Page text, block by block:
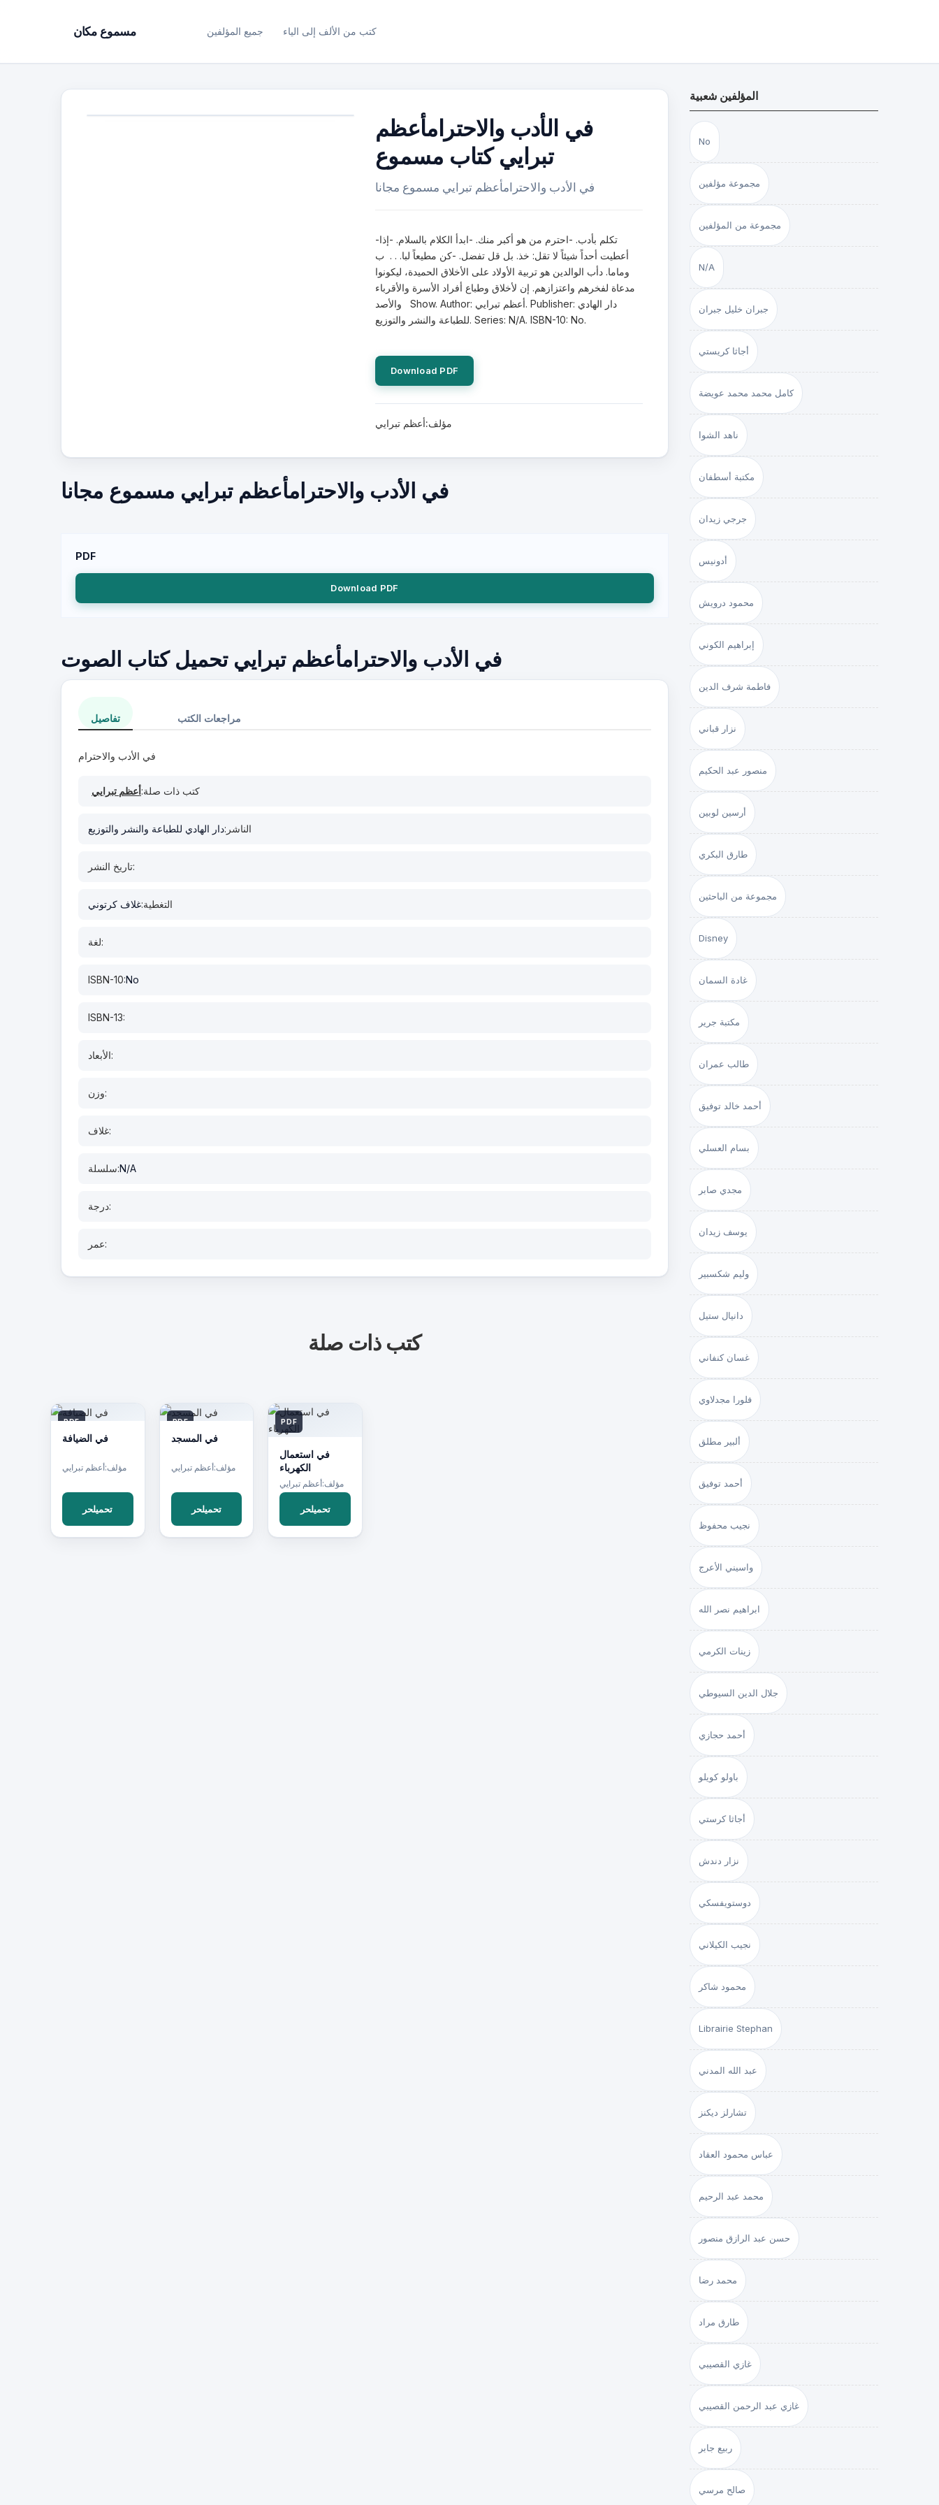
مسموع مكان جميع المؤلفين كتب من الألف إلى الياء
في الأدب والاحترامأعظم
تبرايي كتاب مسموع
في الأدب والاحترامأعظم تبرايي مسموع مجانا
-تكلم بأدب. -احترم من هو أكبر منك. -ابدأ الكلام بالسلام. -إذا
أعطيت أحداً شيئاً لا تقل: خذ. بل قل تفضل. -كن مطيعاً لبا. . . ب
وماما. دأب الوالدين هو تربية الأولاد على الأخلاق الحميدة، ليكونوا
مدعاة لفخرهم واعتزازهم. إن لأخلاق وطباع أفراد الأسرة والأقرباء
والأصد Show. Author: أعظم تبرايي. Publisher: دار الهادي
للطباعة والنشر والتوزيع. Series: N/A. ISBN-10: No.
Download PDF
مؤلف:أعظم تبرايي
في الأدب والاحترامأعظم تبرايي مسموع مجانا
PDF
Download PDF
في الأدب والاحترامأعظم تبرايي تحميل كتاب الصوت
تفاصيل مراجعات الكتب
في الأدب والاحترام
كتب ذات صلة:أعظم تبرايي
الناشر:دار الهادي للطباعة والنشر والتوزيع
تاريخ النشر:
التغطية:غلاف كرتوني
لغة:
ISBN-10:No
ISBN-13:
الأبعاد:
وزن:
غلاف:
سلسلة:N/A
درجة:
عمر:
كتب ذات صلة
PDF
في الضيافة
مؤلف:أعظم تبرايي
تحميلحر
PDF
في المسجد
مؤلف:أعظم تبرايي
تحميلحر
PDF
في استعمال
الكهرباء
مؤلف:أعظم تبرايي
تحميلحر
المؤلفين شعبية
No
مجموعة مؤلفين
مجموعة من المؤلفين
N/A
جبران خليل جبران
أجاثا كريستي
كامل محمد محمد عويضة
ناهد الشوا
مكتبة أسطفان
جرجي زيدان
أدونيس
محمود درويش
إبراهيم الكوني
فاطمة شرف الدين
نزار قباني
منصور عبد الحكيم
أرسين لوبين
طارق البكري
مجموعة من الباحثين
Disney
غادة السمان
مكتبة جرير
طالب عمران
أحمد خالد توفيق
بسام العسلي
مجدي صابر
يوسف زيدان
وليم شكسبير
دانيال ستيل
غسان كنفاني
فلورا مجدلاوي
ألبير مطلق
أحمد توفيق
نجيب محفوظ
واسيني الأعرج
ابراهيم نصر الله
زينات الكرمي
جلال الدين السيوطي
أحمد حجازي
باولو كويلو
أجاثا كرستي
نزار دندش
دوستويفسكي
نجيب الكيلاني
محمود شاكر
Librairie Stephan
عبد الله المدني
تشارلز ديكنز
عباس محمود العقاد
محمد عبد الرحيم
حسن عبد الرازق منصور
محمد رضا
طارق مراد
غازي القصيبي
غازي عبد الرحمن القصيبي
ربيع جابر
صالح مرسي